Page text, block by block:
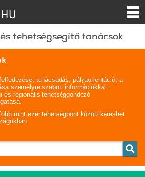
tehetségsegítő tanácsok
tanácsadás, pályaorientáció, a
személyre szabott információkkal.
és regionális tehetséggondozó
mint ezer tehetségpont között kereshet